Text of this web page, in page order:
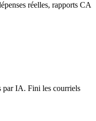
réelles, rapports CA
par IA. Fini les courriels